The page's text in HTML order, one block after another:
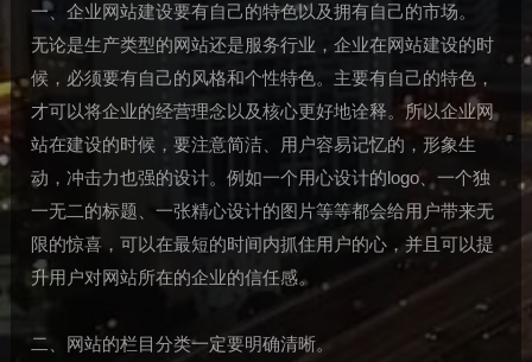
一、企业网站建设要有自己的特色以及拥有自己的市场。
无论是生产类型的网站还是服务行业，企业在网站建设的时
候，必须要有自己的风格和个性特色。主要有自己的特色，
才可以将企业的经营理念以及核心更好地诠释。所以企业网
站在建设的时候，要注意简洁、用户容易记忆的，形象生
动，冲击力也强的设计。例如一个用心设计的logo、一个独
一无二的标题、一张精心设计的图片等等都会给用户带来无
限的惊喜，可以在最短的时间内抓住用户的心，并且可以提
升用户对网站所在的企业的信任感。
二、网站的栏目分类一定要明确清晰。